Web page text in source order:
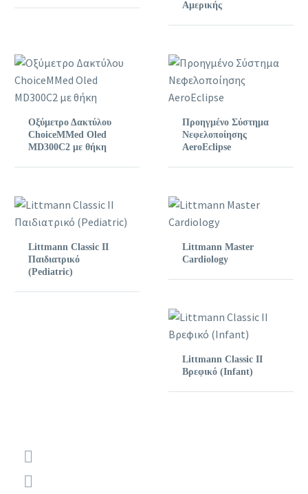
Αμερικής
Οξύμετρο Δακτύλου
ChoiceMMed Oled
MD300C2 με θήκη
Προηγμένο Σύστημα
Νεφελοποίησης
AeroEclipse
Littmann Classic II
Παιδιατρικό
(Pediatric)
Littmann Master
Cardiology
Littmann Classic II
Βρεφικό (Infant)